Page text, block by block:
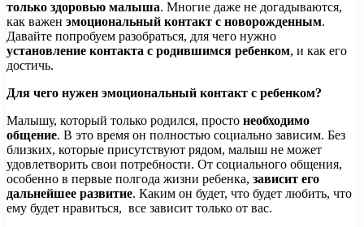
только здоровью малыша. Многие даже не догадываются,
как важен эмоциональный контакт с новорожденным.
Давайте попробуем разобраться, для чего нужно
установление контакта с родившимся ребенком, и как его
достичь.
Для чего нужен эмоциональный контакт с ребенком?
Малышу, который только родился, просто необходимо
общение. В это время он полностью социально зависим. Без
близких, которые присутствуют рядом, малыш не может
удовлетворить свои потребности. От социального общения,
особенно в первые полгода жизни ребенка, зависит его
дальнейшее развитие. Каким он будет, что будет любить, что
ему будет нравиться, все зависит только от вас.